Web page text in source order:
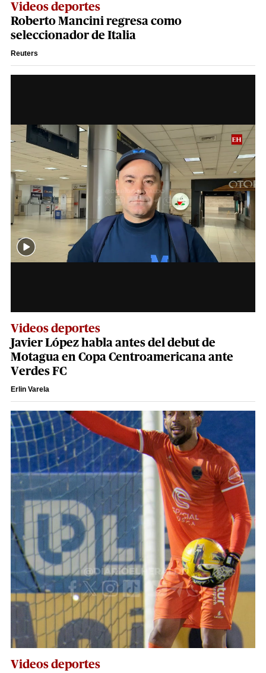
Videos deportes
Roberto Mancini regresa como
seleccionador de Italia
Reuters
Videos deportes
Javier López habla antes del debut de
Motagua en Copa Centroamericana ante
Verdes FC
Erlin Varela
Videos deportes